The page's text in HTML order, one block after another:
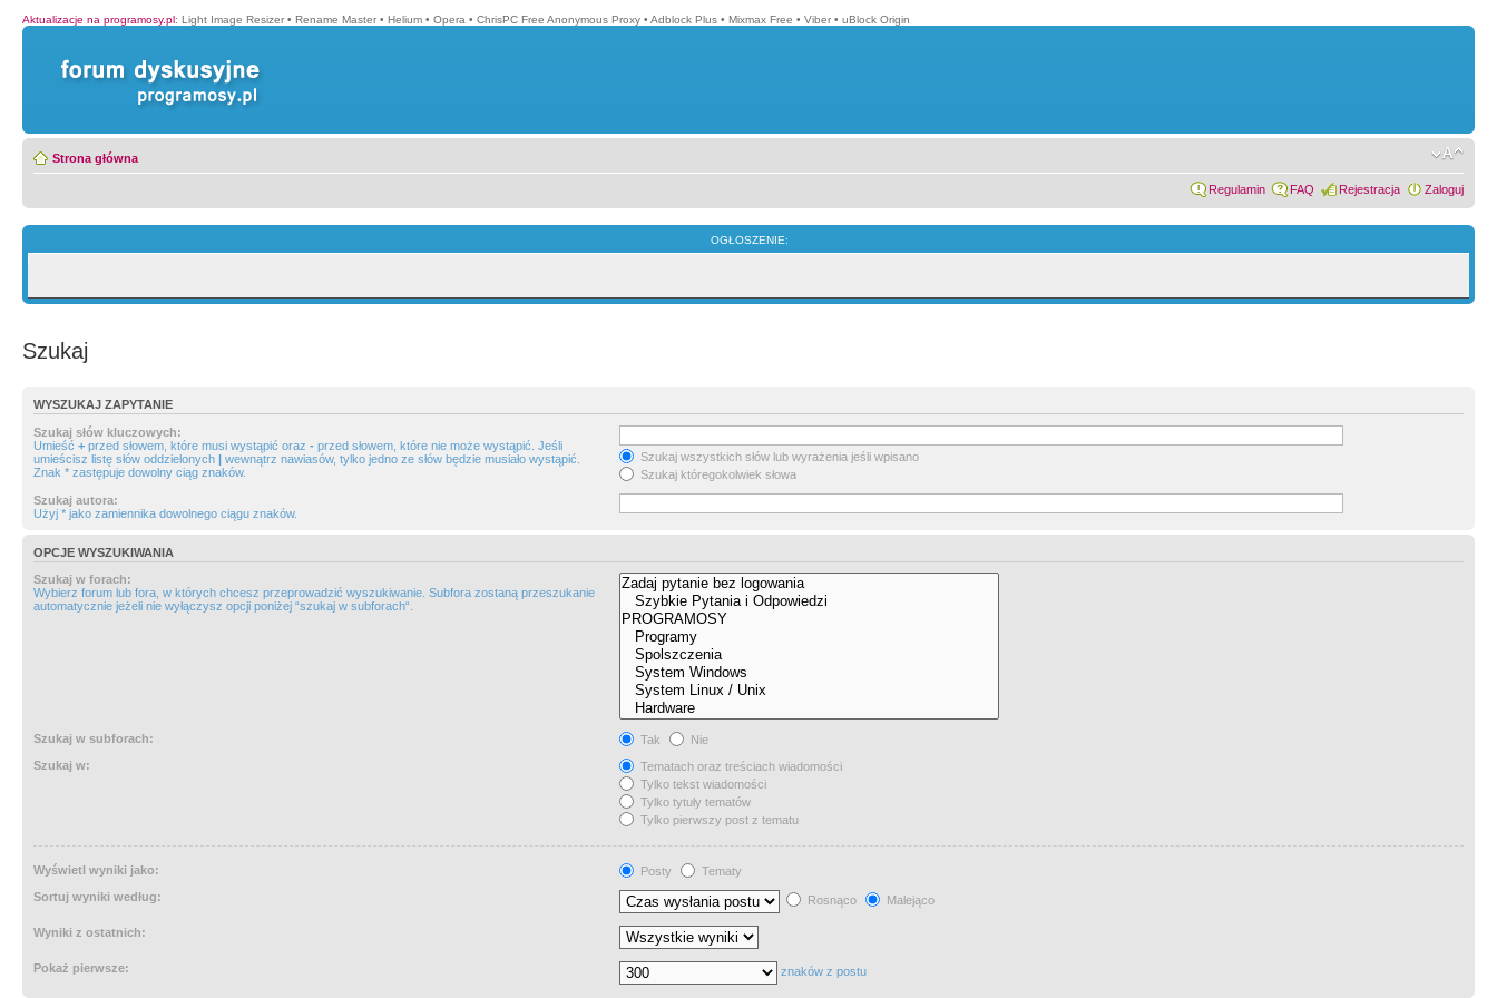
Aktualizacje na programosy.pl: Light Image Resizer • Rename Master • Helium • Opera • ChrisPC Free Anonymous Proxy • Adblock Plus • Mixmax Free • Viber • uBlock Origin
Strona główna
Regulamin FAQ Rejestracja Zaloguj
OGŁOSZENIE:
Szukaj
WYSZUKAJ ZAPYTANIE
Szukaj słów kluczowych:
Umieść + przed słowem, które musi wystąpić oraz - przed słowem, które nie może wystąpić. Jeśli
umieścisz listę słów oddzielonych | wewnątrz nawiasów, tylko jedno ze słów będzie musiało wystąpić.
Znak * zastępuje dowolny ciąg znaków.
Szukaj wszystkich słów lub wyrażenia jeśli wpisano
Szukaj któregokolwiek słowa
Szukaj autora:
Użyj * jako zamiennika dowolnego ciągu znaków.
OPCJE WYSZUKIWANIA
Szukaj w forach:
Wybierz forum lub fora, w których chcesz przeprowadzić wyszukiwanie. Subfora zostaną przeszukanie
automatycznie jeżeli nie wyłączysz opcji poniżej “szukaj w subforach“.
Szukaj w subforach: Tak
Nie
Szukaj w:
Tematach oraz treściach wiadomości
Tylko tekst wiadomości
Tylko tytuły tematów
Tylko pierwszy post z tematu
Wyświetl wyniki jako: Posty
Tematy
Sortuj wyniki według:
Rosnąco Malejąco
Wyniki z ostatnich:
Pokaż pierwsze: znaków z postu